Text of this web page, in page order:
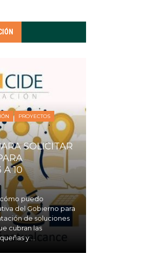
PROYECTOS
SOLICITAR
A 10
cómo puedo
del Gobierno para
de soluciones
cubran las
y ...